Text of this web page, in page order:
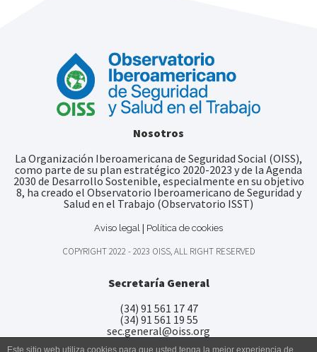
Nosotros
La Organización Iberoamericana de Seguridad Social (OISS),
como parte de su plan estratégico 2020-2023 y de la Agenda
2030 de Desarrollo Sostenible, especialmente en su objetivo
8, ha creado el Observatorio Iberoamericano de Seguridad y
Salud en el Trabajo (Observatorio ISST)
Aviso legal | Política de cookies
COPYRIGHT 2022 - 2023 OISS, ALL RIGHT RESERVED
Secretaría General
(34) 91 561 17 47
(34) 91 561 19 55
sec.general@oiss.org
Este sitio web utiliza cookies para que usted tenga la mejor experiencia de